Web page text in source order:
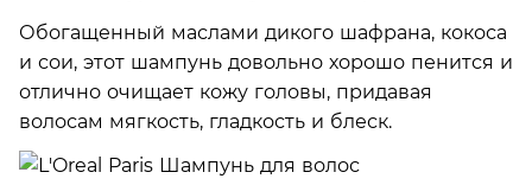
Обогащенный маслами дикого шафрана, кокоса
и сои, этот шампунь довольно хорошо пенится и
отлично очищает кожу головы, придавая
волосам мягкость, гладкость и блеск.